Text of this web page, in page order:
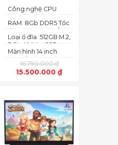
8640HS, Ram
8GB,SSD 512GB,
AMD Radeon,14
FHD+ Touch)
16.790.000₫
15.500.000₫
Màn hình 14 inch
FHD+ (1920 x 1200
pixels)
Loại ổ đĩa :512GB M.2,
PCIe NVMe, SSD
RAM: 8Gb DDR5 Tốc
độ BUS :5200MT/s
Công nghệ CPU